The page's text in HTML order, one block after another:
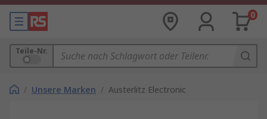
0
Teile-Nr.
/ Unsere Marken / Austerlitz Electronic